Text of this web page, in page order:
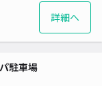
詳細へ
駐車場